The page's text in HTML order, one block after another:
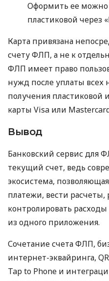
Оформить ее можно
пластиковой через
Карта привязана
счету ФЛП, а не к
ФЛП имеет право
нужд после уплаты всех
получения пластиковой
карты Visa или
Вывод
Банковский сервис для
текущий счет, ведь
экосистема,
платежи, вести расчеты,
контролировать
из одного приложения.
Сочетание счета ФЛП,
интернет-эквайринга,
Tap to Phone и